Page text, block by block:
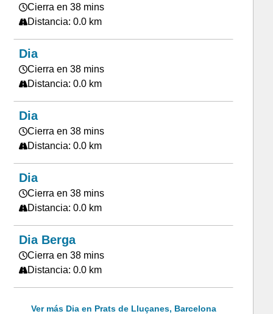
Cierra en 38 mins
Distancia: 0.0 km
Dia
Cierra en 38 mins
Distancia: 0.0 km
Dia
Cierra en 38 mins
Distancia: 0.0 km
Dia
Cierra en 38 mins
Distancia: 0.0 km
Dia Berga
Cierra en 38 mins
Distancia: 0.0 km
Ver más Dia en Prats de Lluçanes, Barcelona